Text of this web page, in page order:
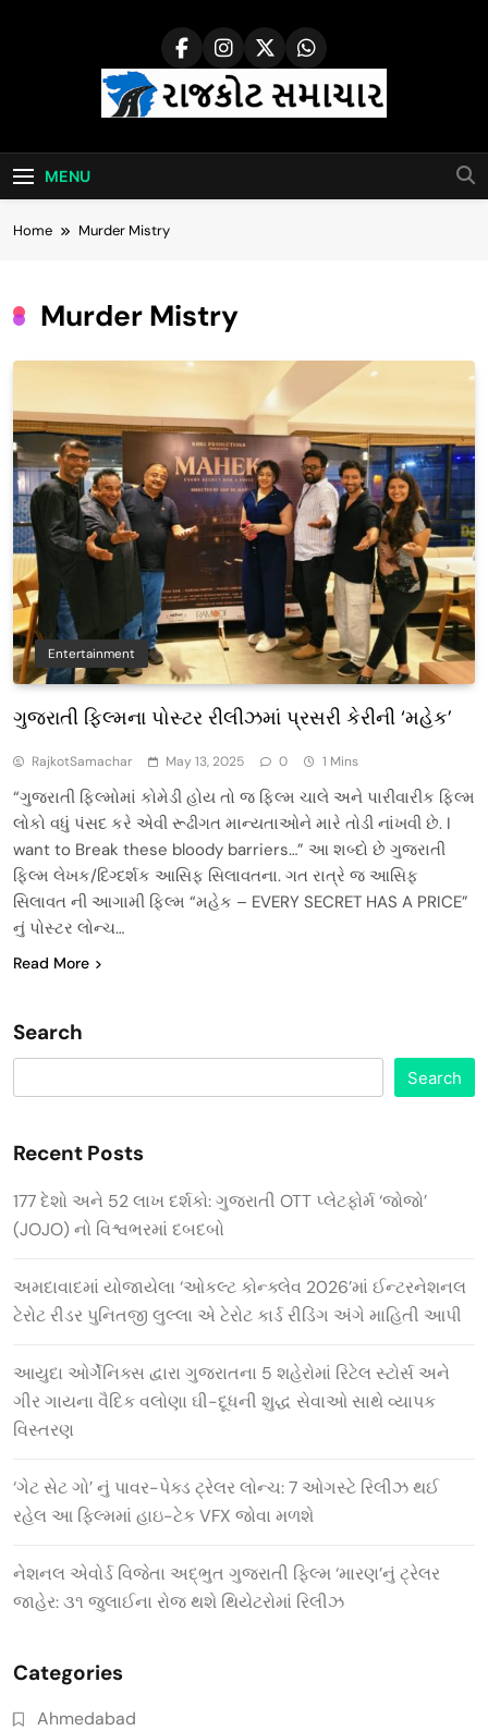
Rajkot Samachar
MENU
Home Murder Mistry
Murder Mistry
Entertainment
ગુજરાતી ફિલ્મના પોસ્ટર રીલીઝમાં પ્રસરી કેરીની ‘મહેક’
RajkotSamachar May 13, 2025 0 1 Mins
“ગુજરાતી ફિલ્મોમાં કોમેડી હોય તો જ ફિલ્મ ચાલે અને પારીવારીક ફિલ્મ
લોકો વધું પંસદ કરે એવી રૂઢીગત માન્યતાઓને મારે તોડી નાંખવી છે. I
want to Break these bloody barriers…” આ શબ્દો છે ગુજરાતી
ફિલ્મ લેખક/દિગ્દર્શક આસિફ સિલાવતના. ગત રાત્રે જ આસિફ
સિલાવત ની આગામી ફિલ્મ “મહેક – EVERY SECRET HAS A PRICE”
નું પોસ્ટર લોન્ચ…
Read More
Search
Search
Recent Posts
177 દેશો અને 52 લાખ દર્શકો: ગુજરાતી OTT પ્લેટફોર્મ ‘જોજો’
(JOJO) નો વિશ્વભરમાં દબદબો
અમદાવાદમાં યોજાયેલા ‘ઓકલ્ટ કોન્ક્લેવ 2026’માં ઈન્ટરનેશનલ
ટેરોટ રીડર પુનિતજી લુલ્લા એ ટેરોટ કાર્ડ રીડિંગ અંગે માહિતી આપી
આયુદા ઓર્ગેનિક્સ દ્વારા ગુજરાતના 5 શહેરોમાં રિટેલ સ્ટોર્સ અને
ગીર ગાયના વૈદિક વલોણા ઘી-દૂધની શુદ્ધ સેવાઓ સાથે વ્યાપક
વિસ્તરણ
‘ગેટ સેટ ગો’ નું પાવર-પેક્ડ ટ્રેલર લોન્ચ: 7 ઓગસ્ટે રિલીઝ થઈ
રહેલ આ ફિલ્મમાં હાઇ-ટેક VFX જોવા મળશે
નેશનલ એવોર્ડ વિજેતા અદ્ભુત ગુજરાતી ફિલ્મ ‘મારણ’નું ટ્રેલર
જાહેર: ૩૧ જુલાઈના રોજ થશે થિયેટરોમાં રિલીઝ
Categories
Ahmedabad